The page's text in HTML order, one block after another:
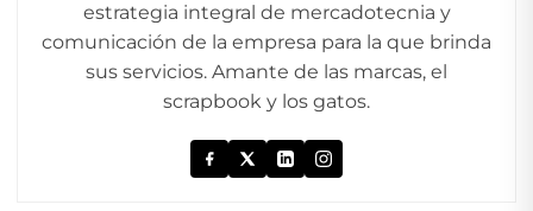
estrategia integral de mercadotecnia y
comunicación de la empresa para la que brinda
sus servicios. Amante de las marcas, el
scrapbook y los gatos.